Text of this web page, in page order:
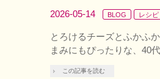
2026-05-14 BLOG レシピ
とろけるチーズとふかふ
まみにもぴったりな、40
この記事を読む